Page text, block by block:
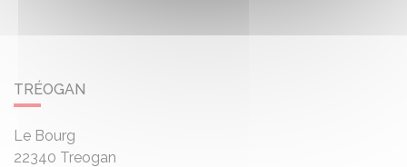
TRÉOGAN
Le Bourg
22340 Treogan